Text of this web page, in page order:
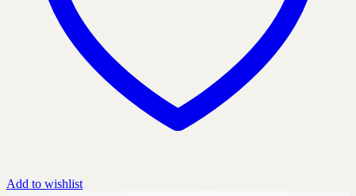
Add to wishlist